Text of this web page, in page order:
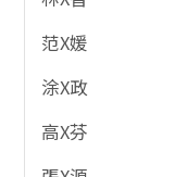
范X媛
涂X政
高X芬